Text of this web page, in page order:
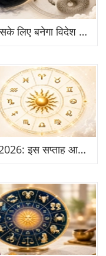
राहु का मकर राशि में गोचर 2026: किसके लिए बनेगा विदेश और तरक्की का योग?
साप्ताहिक राशिफल 06 से 12 जुलाई 2026: इस सप्ताह आपकी राशि के लिए क्या है खास?